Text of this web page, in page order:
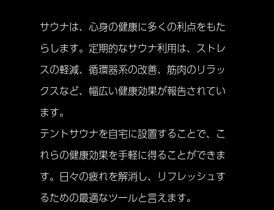
サウナは、心身の健康に多くの利点をもた
らします。定期的なサウナ利用は、ストレ
スの軽減、循環器系の改善、筋肉のリラッ
クスなど、幅広い健康効果が報告されてい
ます。
テントサウナを自宅に設置することで、こ
れらの健康効果を手軽に得ることができま
す。日々の疲れを解消し、リフレッシュす
るための最適なツールと言えます。